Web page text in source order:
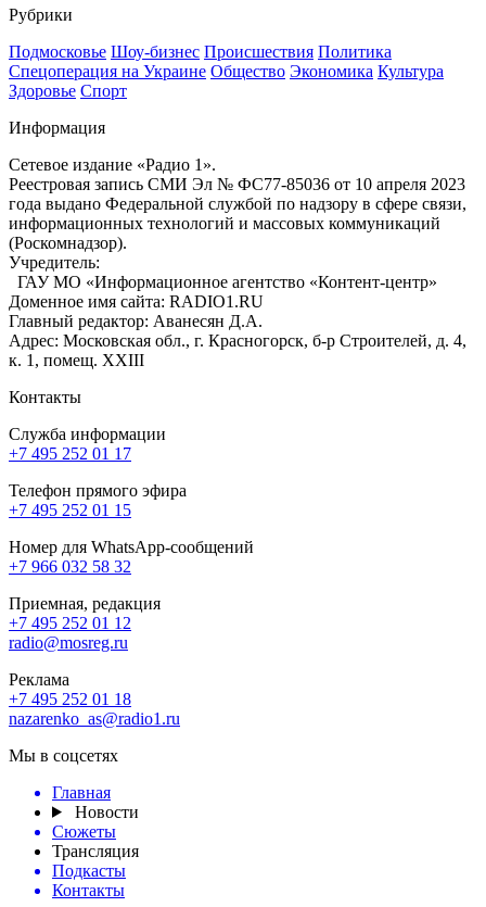
Рубрики
Подмосковье Шоу-бизнес Происшествия Политика
Спецоперация на Украине Общество Экономика Культура
Здоровье Спорт
Информация
Сетевое издание «Радио 1».
Реестровая запись СМИ Эл № ФС77-85036 от 10 апреля 2023
года выдано Федеральной службой по надзору в сфере связи,
информационных технологий и массовых коммуникаций
(Роскомнадзор).
Учредитель:
ГАУ МО «Информационное агентство «Контент-центр»
Доменное имя сайта: RADIO1.RU
Главный редактор: Аванесян Д.А.
Адрес: Московская обл., г. Красногорск, б-р Строителей, д. 4,
к. 1, помещ. XXIII
Контакты
Служба информации
+7 495 252 01 17
Телефон прямого эфира
+7 495 252 01 15
Номер для WhatsApp-сообщений
+7 966 032 58 32
Приемная, редакция
+7 495 252 01 12
radio@mosreg.ru
Реклама
+7 495 252 01 18
nazarenko_as@radio1.ru
Мы в соцсетях
Главная
Новости
Сюжеты
Трансляция
Подкасты
Контакты